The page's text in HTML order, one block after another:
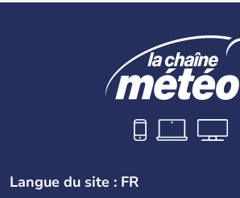
Langue du site : FR